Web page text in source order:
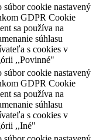
súbor cookie nastavený
GDPR Cookie
sa používa na
súhlasu
s cookies v
,,Povinné"
súbor cookie nastavený
GDPR Cookie
sa používa na
súhlasu
s cookies v
,,Iné"